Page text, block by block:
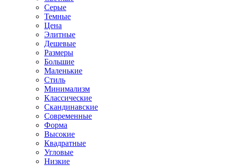
Серые
Темные
Цена
Элитные
Дешевые
Размеры
Большие
Маленькие
Стиль
Минимализм
Классические
Скандинавские
Современные
Форма
Высокие
Квадратные
Угловые
Низкие